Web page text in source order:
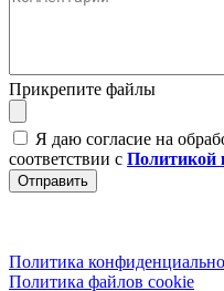
Прикрепите файлы
Я даю согласие на
соответствии с Политикой
Политика
Политика файлов cookie